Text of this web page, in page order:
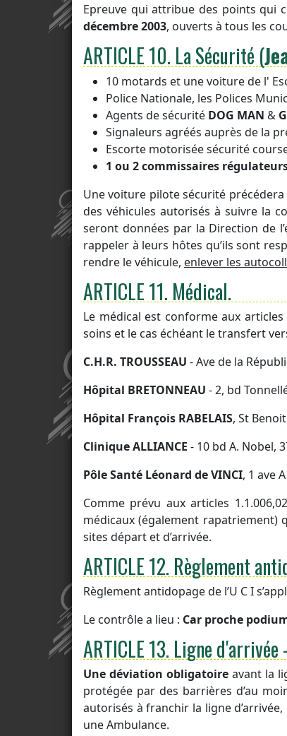
Epreuve qui attribue des points qui
décembre 2003, ouverts à tous les
ARTICLE 10. La Sécurité (
10 motards et une voiture de l'
Police Nationale, les Polices
Agents de sécurité DOG MAN &
Signaleurs agréés auprès de la
Escorte motorisée sécurité
1 ou 2 commissaires
Une voiture pilote sécurité
des véhicules autorisés à suivre la
seront données par la Direction de
rappeler à leurs hôtes qu’ils sont
rendre le véhicule, enlever les
ARTICLE 11. Médical.
Le médical est conforme aux
soins et le cas échéant le transfert
C.H.R. TROUSSEAU - Ave de la
Hôpital BRETONNEAU - 2, bd
Hôpital François RABELAIS, St
Clinique ALLIANCE - 10 bd A. Nobel,
Pôle Santé Léonard de VINCI, 1 ave
Comme prévu aux articles
médicaux (également
sites départ et d’arrivée.
ARTICLE 12. Règlement
Règlement antidopage de l’U C I
Le contrôle a lieu : Car proche
ARTICLE 13. Ligne d'arrivée
Une déviation obligatoire avant la
protégée par des barrières d’au
autorisés à franchir la ligne d’arrivée,
une Ambulance.